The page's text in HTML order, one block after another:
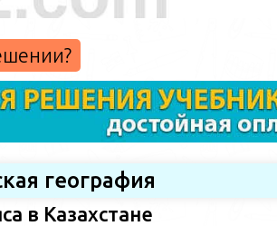
география
в Казахстане